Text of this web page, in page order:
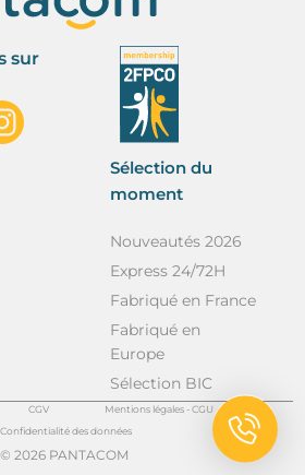
sur
Sélection du
moment
Nouveautés 2026
Express 24/72H
Fabriqué en France
Fabriqué en
Europe
Sélection BIC
© 2026 PANTACOM
CGV
Mentions légales - CGU
Confidentialité des données